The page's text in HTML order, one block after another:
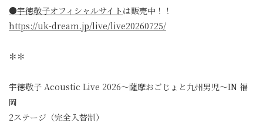
●宇徳敬子オフィシャルサイト は販売中！！
https://uk-dream.jp/live/live20260725/
＊＊
宇徳敬子 Acoustic Live 2026〜薩摩おごじょと九州男児〜IN 福
岡
2ステージ（完全入替制）